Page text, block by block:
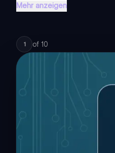
Mehr anzeigen
1 of 10